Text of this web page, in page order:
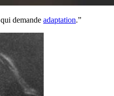
qui demande adaptation.”